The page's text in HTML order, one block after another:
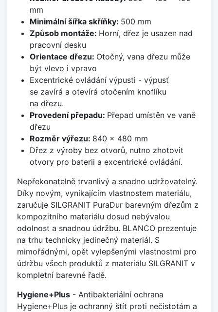
mm
Minimální šířka skříňky: 500 mm
Způsob montáže: Horní, dřez je usazen nad
pracovní desku
Orientace dřezu: Otočný, vana dřezu může
být vlevo i vpravo
Excentrické ovládání výpusti - výpusť
se zavírá a otevírá otočením knoflíku
na dřezu.
Provedení přepadu: Přepad umístěn ve vaně
dřezu
Rozměr výřezu: 840 x 480 mm
Dřez z výroby bez otvorů, nutno zhotovit
otvory pro baterii a excentrické ovládání.
Nepřekonatelně trvanlivý a snadno udržovatelný.
Díky novým, vynikajícím vlastnostem materiálu,
zaručuje SILGRANIT PuraDur barevným dřezům z
kompozitního materiálu dosud nebývalou
odolnost a snadnou údržbu. BLANCO prezentuje
na trhu technicky jedinečný materiál. S
mimořádnými, opět vylepšenými vlastnostmi pro
údržbu všech produktů z materiálu SILGRANIT v
kompletní barevné řadě.
Hygiene+Plus - Antibakteriální ochrana
Hygiene+Plus je ochranný štít proti nečistotám a